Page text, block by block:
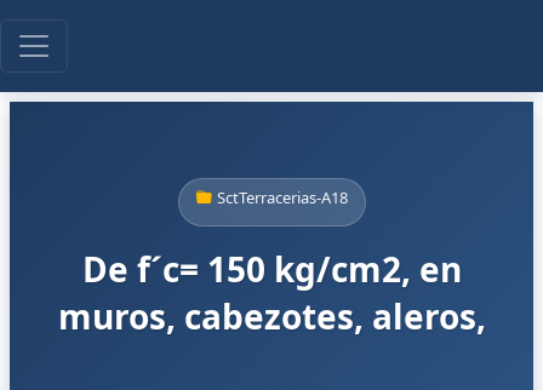
SctTerracerias-A18
De f´c= 150 kg/cm2, en
muros, cabezotes, aleros,